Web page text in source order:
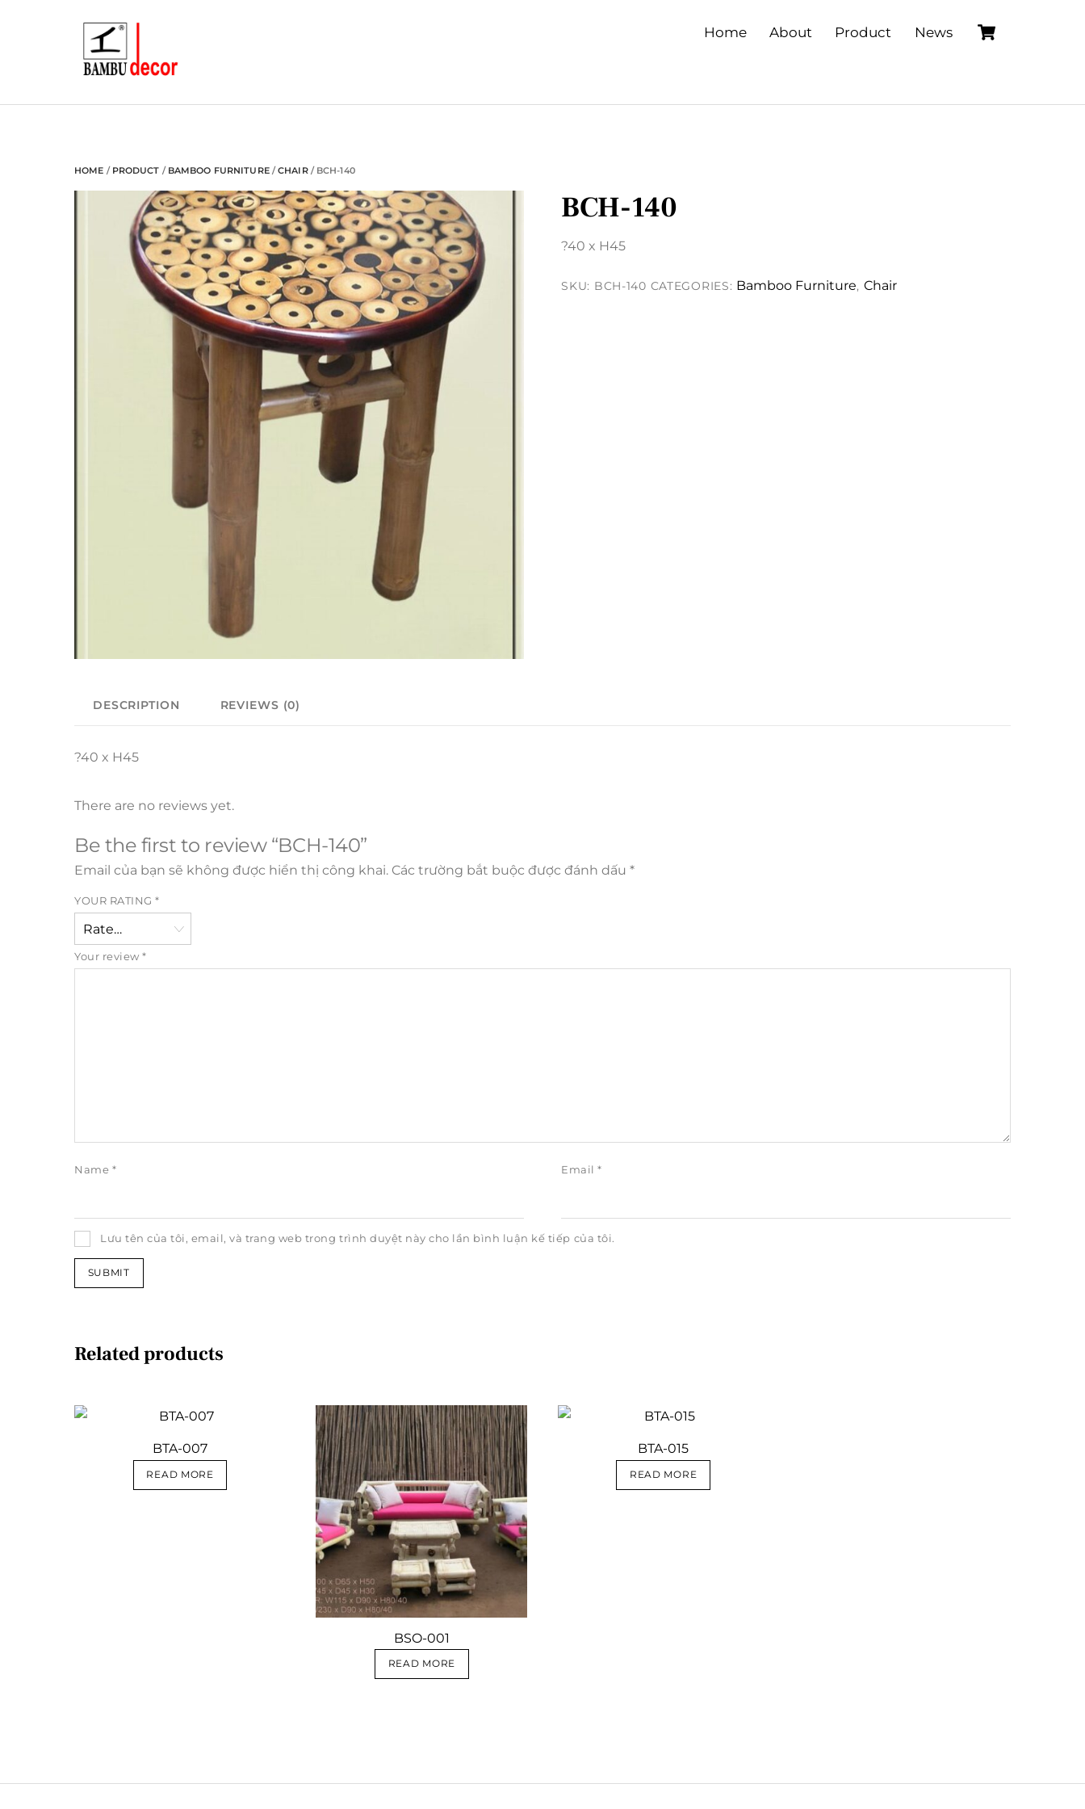
Home About Product News
HOME / PRODUCT / BAMBOO FURNITURE/CHAIR/ BCH-140
BCH-140
?40 x H45
SKU: BCH-140 CATEGORIES: Bamboo Furniture, Chair
DESCRIPTION REVIEWS (0)
?40 x H45
There are no reviews yet.
Be the first to review “BCH-140”
Email của bạn sẽ không được hiển thị công khai. Các trường bắt buộc được đánh dấu *
YOUR RATING*
Your review*
Name * Email*
Lưu tên của tôi, email, và trang web trong trình duyệt này cho lần bình luận kế tiếp của tôi.
Related products
BTA-007
READ MORE
BSO-001
READ MORE
BTA-015
READ MORE